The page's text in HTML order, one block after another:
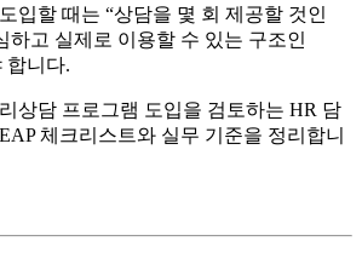
입할 때는 “상담을 몇 회 제공할 것인
하고 실제로 이용할 수 있는 구조인
합니다.
상담 프로그램 도입을 검토하는 HR 담
체크리스트와 실무 기준을 정리합니